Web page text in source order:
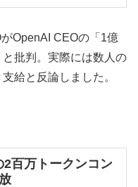
OpenAI CEOの「1億
批判。実際には数人の
給と反論しました。
百万トークンコン